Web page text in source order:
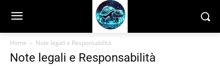
Home Note legali e Responsabilità
Note legali e Responsabilità